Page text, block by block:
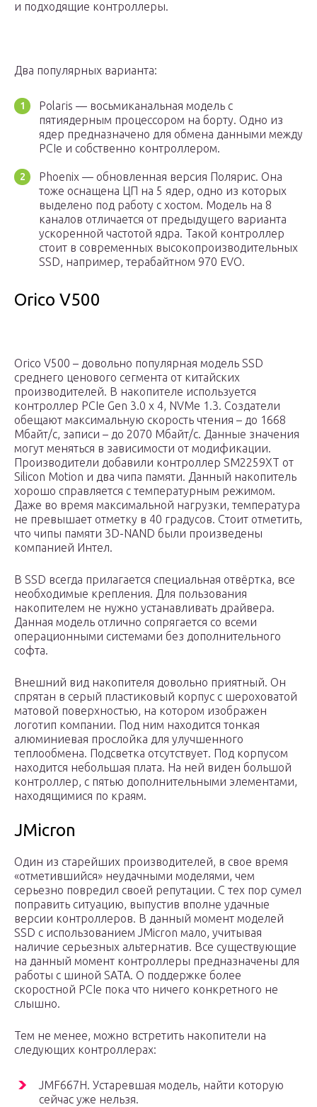
и подходящие контроллеры.
Два популярных варианта:
Polaris — восьмиканальная модель с
пятиядерным процессором на борту. Одно из
ядер предназначено для обмена данными между
PCIe и собственно контроллером.
Phoenix — обновленная версия Полярис. Она
тоже оснащена ЦП на 5 ядер, одно из которых
выделено под работу с хостом. Модель на 8
каналов отличается от предыдущего варианта
ускоренной частотой ядра. Такой контроллер
стоит в современных высокопроизводительных
SSD, например, терабайтном 970 EVO.
Orico V500
Orico V500 – довольно популярная модель SSD
среднего ценового сегмента от китайских
производителей. В накопителе используется
контроллер PCIe Gen 3.0 x 4, NVMe 1.3. Создатели
обещают максимальную скорость чтения – до 1668
Мбайт/с, записи – до 2070 Мбайт/с. Данные значения
могут меняться в зависимости от модификации.
Производители добавили контроллер SM2259XT от
Silicon Motion и два чипа памяти. Данный накопитель
хорошо справляется с температурным режимом.
Даже во время максимальной нагрузки, температура
не превышает отметку в 40 градусов. Стоит отметить,
что чипы памяти 3D-NAND были произведены
компанией Интел.
В SSD всегда прилагается специальная отвёртка, все
необходимые крепления. Для пользования
накопителем не нужно устанавливать драйвера.
Данная модель отлично сопрягается со всеми
операционными системами без дополнительного
софта.
Внешний вид накопителя довольно приятный. Он
спрятан в серый пластиковый корпус с шероховатой
матовой поверхностью, на котором изображен
логотип компании. Под ним находится тонкая
алюминиевая прослойка для улучшенного
теплообмена. Подсветка отсутствует. Под корпусом
находится небольшая плата. На ней виден большой
контроллер, с пятью дополнительными элементами,
находящимися по краям.
JMicron
Один из старейших производителей, в свое время
«отметившийся» неудачными моделями, чем
серьезно повредил своей репутации. С тех пор сумел
поправить ситуацию, выпустив вполне удачные
версии контроллеров. В данный момент моделей
SSD с использованием JMicron мало, учитывая
наличие серьезных альтернатив. Все существующие
на данный момент контроллеры предназначены для
работы с шиной SATA. О поддержке более
скоростной PCIe пока что ничего конкретного не
слышно.
Тем не менее, можно встретить накопители на
следующих контроллерах:
JMF667H. Устаревшая модель, найти которую
сейчас уже нельзя.